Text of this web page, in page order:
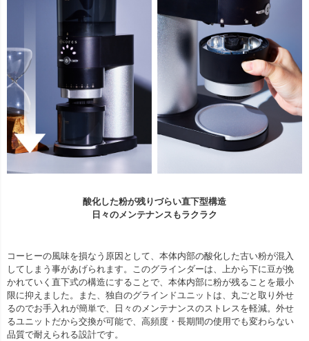
酸化した粉が残りづらい直下型構造
日々のメンテナンスもラクラク
コーヒーの風味を損なう原因として、本体内部の酸化した古い粉が混入
してしまう事があげられます。このグラインダーは、上から下に豆が挽
かれていく直下式の構造にすることで、本体内部に粉が残ることを最小
限に抑えました。また、独自のグラインドユニットは、丸ごと取り外せ
るのでお手入れが簡単で、日々のメンテナンスのストレスを軽減。外せ
るユニットだから交換が可能で、高頻度・長期間の使用でも変わらない
品質で耐えられる設計です。